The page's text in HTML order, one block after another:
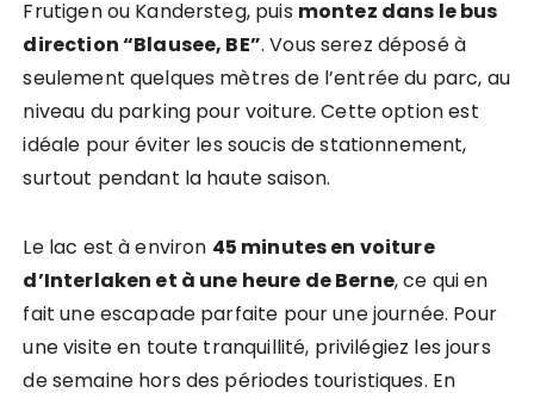
Frutigen ou Kandersteg, puis montez dans le bus
direction “Blausee, BE”. Vous serez déposé à
seulement quelques mètres de l’entrée du parc, au
niveau du parking pour voiture. Cette option est
idéale pour éviter les soucis de stationnement,
surtout pendant la haute saison.
Le lac est à environ 45 minutes en voiture
d’Interlaken et à une heure de Berne, ce qui en
fait une escapade parfaite pour une journée. Pour
une visite en toute tranquillité, privilégiez les jours
de semaine hors des périodes touristiques. En